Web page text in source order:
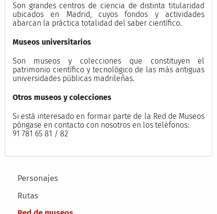
Main menu
Personajes
Rutas
Son grandes centros de ciencia de distinta titularidad
ubicados en Madrid, cuyos fondos y actividades
abarcan la práctica totalidad del saber científico.
Museos universitarios
Son museos y colecciones que constituyen el
patrimonio científico y tecnológico de las más antiguas
universidades públicas madrileñas.
Otros museos y colecciones
Si está interesado en formar parte de la Red de Museos
póngase en contacto con nosotros en los teléfonos:
91 781 65 81 / 82